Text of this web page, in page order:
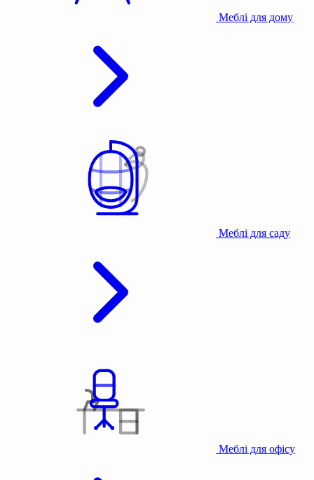
Меблі для дому
Меблі для саду
Меблі для офісу